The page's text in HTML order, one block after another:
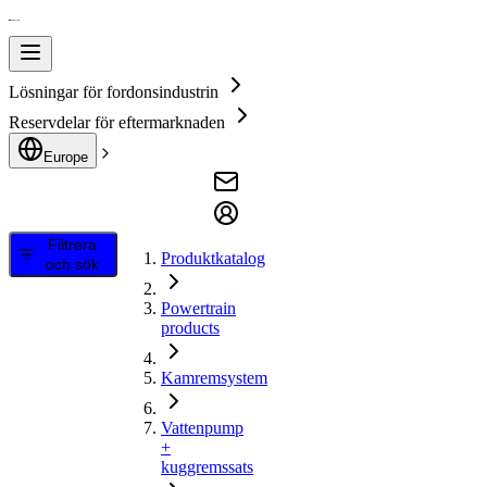
Lösningar för fordonsindustrin
Reservdelar för eftermarknaden
Europe
Filtrera
och sök
Produktkatalog
Powertrain
products
Kamremsystem
Vattenpump
+
kuggremssats